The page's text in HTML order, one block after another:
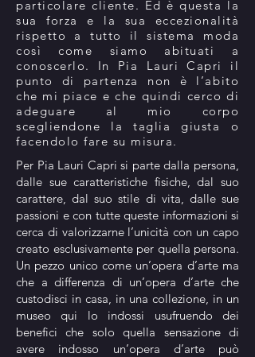
particolare cliente. Ed è questa la
sua forza e la sua eccezionalità
rispetto a tutto il sistema moda
così come siamo abituati a
conoscerlo. In Pia Lauri Capri il
punto di partenza non è l’abito
che mi piace e che quindi cerco di
adeguare al mio corpo
scegliendone la taglia giusta o
facendolo fare su misura.
Per Pia Lauri Capri si parte dalla persona,
dalle sue caratteristiche fisiche, dal suo
carattere, dal suo stile di vita, dalle sue
passioni e con tutte queste informazioni si
cerca di valorizzarne l’unicità con un capo
creato esclusivamente per quella persona.
Un pezzo unico come un’opera d’arte ma
che a differenza di un’opera d’arte che
custodisci in casa, in una collezione, in un
museo qui lo indossi usufruendo dei
benefici che solo quella sensazione di
avere indosso un’opera d’arte può